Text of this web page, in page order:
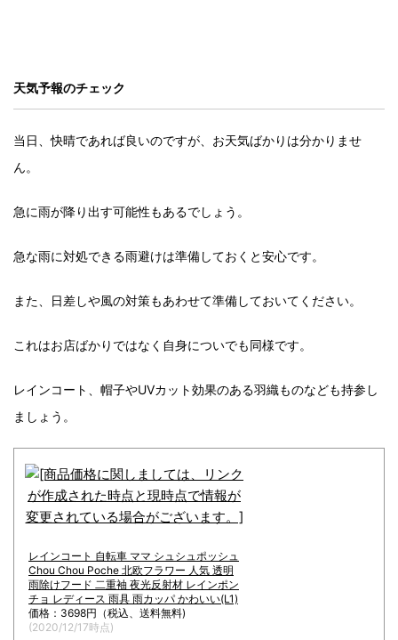
天気予報のチェック
当日、快晴であれば良いのですが、お天気ばかりは分かりませ
ん。
急に雨が降り出す可能性もあるでしょう。
急な雨に対処できる雨避けは準備しておくと安心です。
また、日差しや風の対策もあわせて準備しておいてください。
これはお店ばかりではなく自身についでも同様です。
レインコート、帽子やUVカット効果のある羽織ものなども持参し
ましょう。
レインコート 自転車 ママ シュシュポッシュ
Chou Chou Poche 北欧フラワー 人気 透明
雨除けフード 二重袖 夜光反射材 レインポン
チョ レディース 雨具 雨カッパ かわいい(L1)
価格：3698円（税込、送料無料)
(2020/12/17時点)